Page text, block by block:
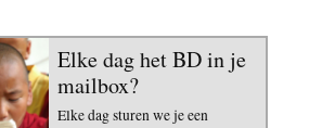
Elke dag het BD in je
mailbox?
Elke dag sturen we je een